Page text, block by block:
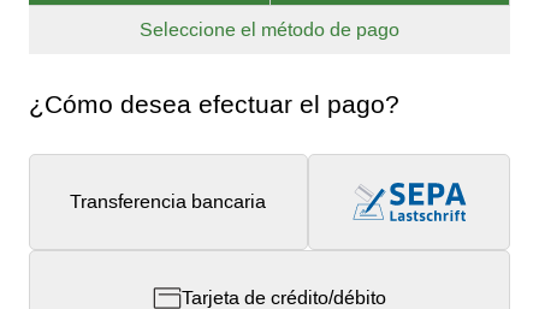
Seleccione el método de pago
¿Cómo desea efectuar el pago?
Transferencia bancaria
Tarjeta de crédito/débito